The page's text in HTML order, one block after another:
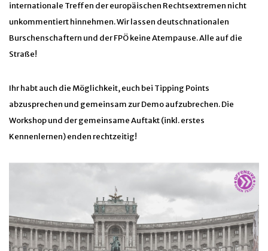
internationale Treffen der europäischen Rechtsextremen nicht
unkommentiert hinnehmen. Wir lassen deutschnationalen
Burschenschaftern und der FPÖ keine Atempause. Alle auf die
Straße!
Ihr habt auch die Möglichkeit, euch bei Tipping Points
abzusprechen und gemeinsam zur Demo aufzubrechen. Die
Workshop und der gemeinsame Auftakt (inkl. erstes
Kennenlernen) enden rechtzeitig!